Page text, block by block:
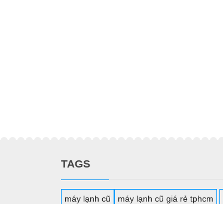
TAGS
máy lạnh cũ máy lạnh cũ giá rẻ tphcm